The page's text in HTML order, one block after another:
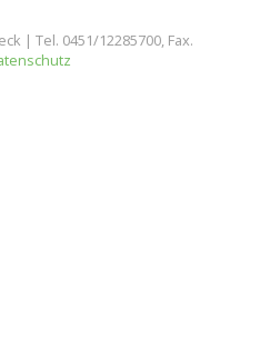
| Tel. 0451/12285700, Fax.